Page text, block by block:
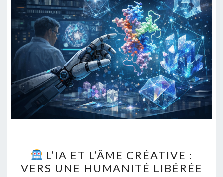
L’IA
ET
L’IA ET L’ÂME CRÉATIVE :
VERS UNE HUMANITÉ LIBÉRÉE